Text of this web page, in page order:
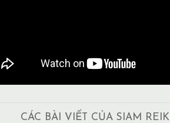
CÁC BÀI VIẾT CỦA SIAM REIKI